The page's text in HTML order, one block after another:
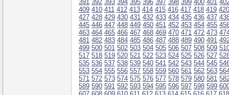
391 392 393 394 395 396 397 398 399 400 401
409 410 411 412 413 414 415 416 417 418 419 420
427 428 429 430 431 432 433 434 435 436 437
445 446 447 448 449 450 451 452 453 454 455
463 464 465 466 467 468 469 470 471 472 473
481 482 483 484 485 486 487 488 489 490 491
499 500 501 502 503 504 505 506 507 508 509
517 518 519 520 521 522 523 524 525 526 527
535 536 537 538 539 540 541 542 543 544 545
553 554 555 556 557 558 559 560 561 562 563
571 572 573 574 575 576 577 578 579 580 581
589 590 591 592 593 594 595 596 597 598 599